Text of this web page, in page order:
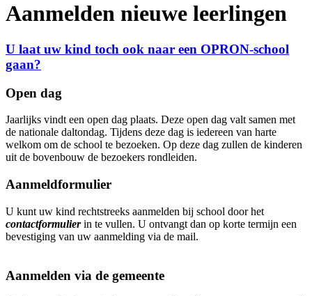
Aanmelden nieuwe leerlingen
U laat uw kind toch ook naar een OPRON-school
gaan?
Open dag
Jaarlijks vindt een open dag plaats. Deze open dag valt samen met
de nationale daltondag. Tijdens deze dag is iedereen van harte
welkom om de school te bezoeken. Op deze dag zullen de kinderen
uit de bovenbouw de bezoekers rondleiden.
Aanmeldformulier
U kunt uw kind rechtstreeks aanmelden bij school door het
contactformulierin te vullen. U ontvangt dan op korte termijn een
bevestiging van uw aanmelding via de mail.
Aanmelden via de gemeente